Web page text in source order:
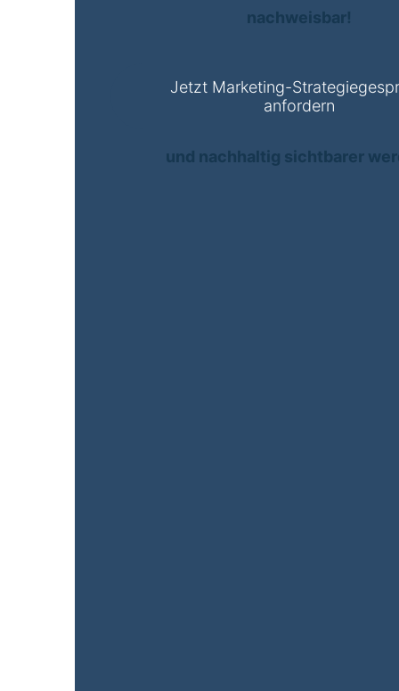
nachweisbar!
Jetzt Marketing-
anfordern
und nachhaltig sichtbarer